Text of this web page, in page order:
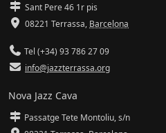
Sant Pere 46 1r pis
08221 Terrassa, Barcelona
Tel (+34) 93 786 27 09
info@jazzterrassa.org
Nova Jazz Cava
Passatge Tete Montoliu, s/n